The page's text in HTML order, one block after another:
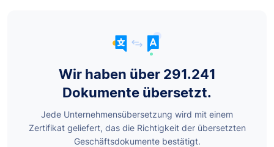
Wir haben über 291.241
Dokumente übersetzt.
Jede Unternehmensübersetzung wird mit einem
Zertifikat geliefert, das die Richtigkeit der übersetzten
Geschäftsdokumente bestätigt.